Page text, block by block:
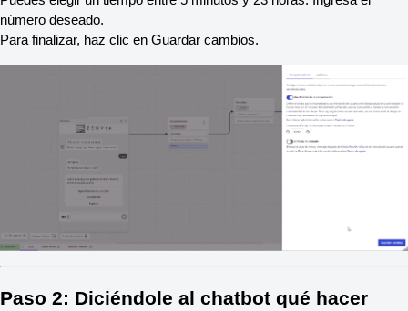
número deseado.
Para finalizar, haz clic en Guardar cambios.
Paso 2: Diciéndole al chatbot qué hacer